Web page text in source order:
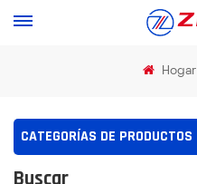
Hogar
CATEGORÍAS DE PRODUCTOS
Buscar